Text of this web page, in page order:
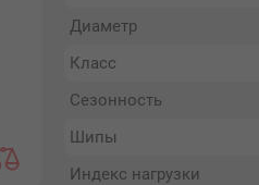
Диаметр
Класс
Сезонность
Шипы
Индекс нагрузки